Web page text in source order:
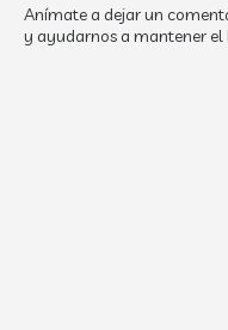
Anímate a dejar un
y ayudarnos a mantener